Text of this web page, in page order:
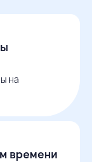
на
времени